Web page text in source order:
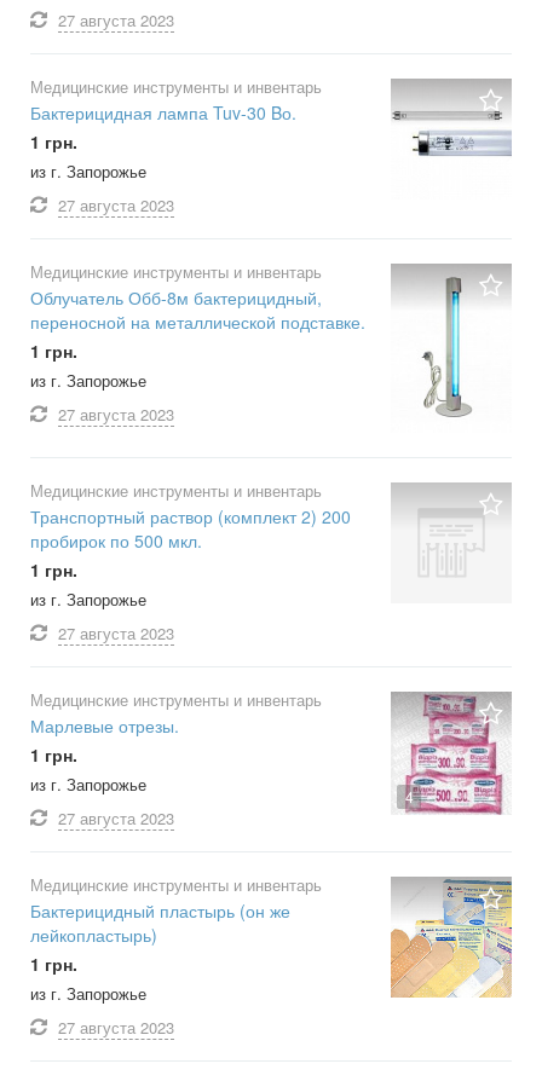
27 августа 2023
Медицинские инструменты и инвентарь
Бактерицидная лампа Tuv-30 Bо.
1 грн.
из г. Запорожье
27 августа 2023
Медицинские инструменты и инвентарь
Облучатель Обб-8м бактерицидный,
переносной на металлической подставке.
1 грн.
из г. Запорожье
27 августа 2023
Медицинские инструменты и инвентарь
Транспортный раствор (комплект 2) 200
пробирок по 500 мкл.
1 грн.
из г. Запорожье
27 августа 2023
4
Медицинские инструменты и инвентарь
Марлевые отрезы.
1 грн.
из г. Запорожье
27 августа 2023
Медицинские инструменты и инвентарь
Бактерицидный пластырь (он же
лейкопластырь)
1 грн.
из г. Запорожье
27 августа 2023